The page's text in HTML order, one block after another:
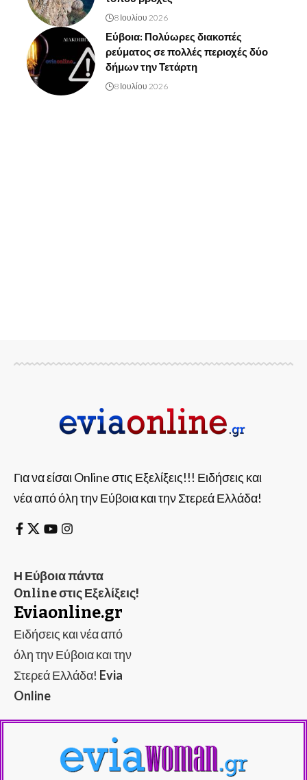
8 Ιουλίου 2026
Εύβοια: Πολύωρες διακοπές
ρεύματος σε πολλές περιοχές δύο
δήμων την Τετάρτη
8 Ιουλίου 2026
Για να είσαι Online στις Εξελίξεις!!! Ειδήσεις και
νέα από όλη την Εύβοια και την Στερεά Ελλάδα!
Η Εύβοια πάντα
Online στις Εξελίξεις!
Eviaonline.gr
Ειδήσεις και νέα από
όλη την Εύβοια και την
Στερεά Ελλάδα! Evia
Online